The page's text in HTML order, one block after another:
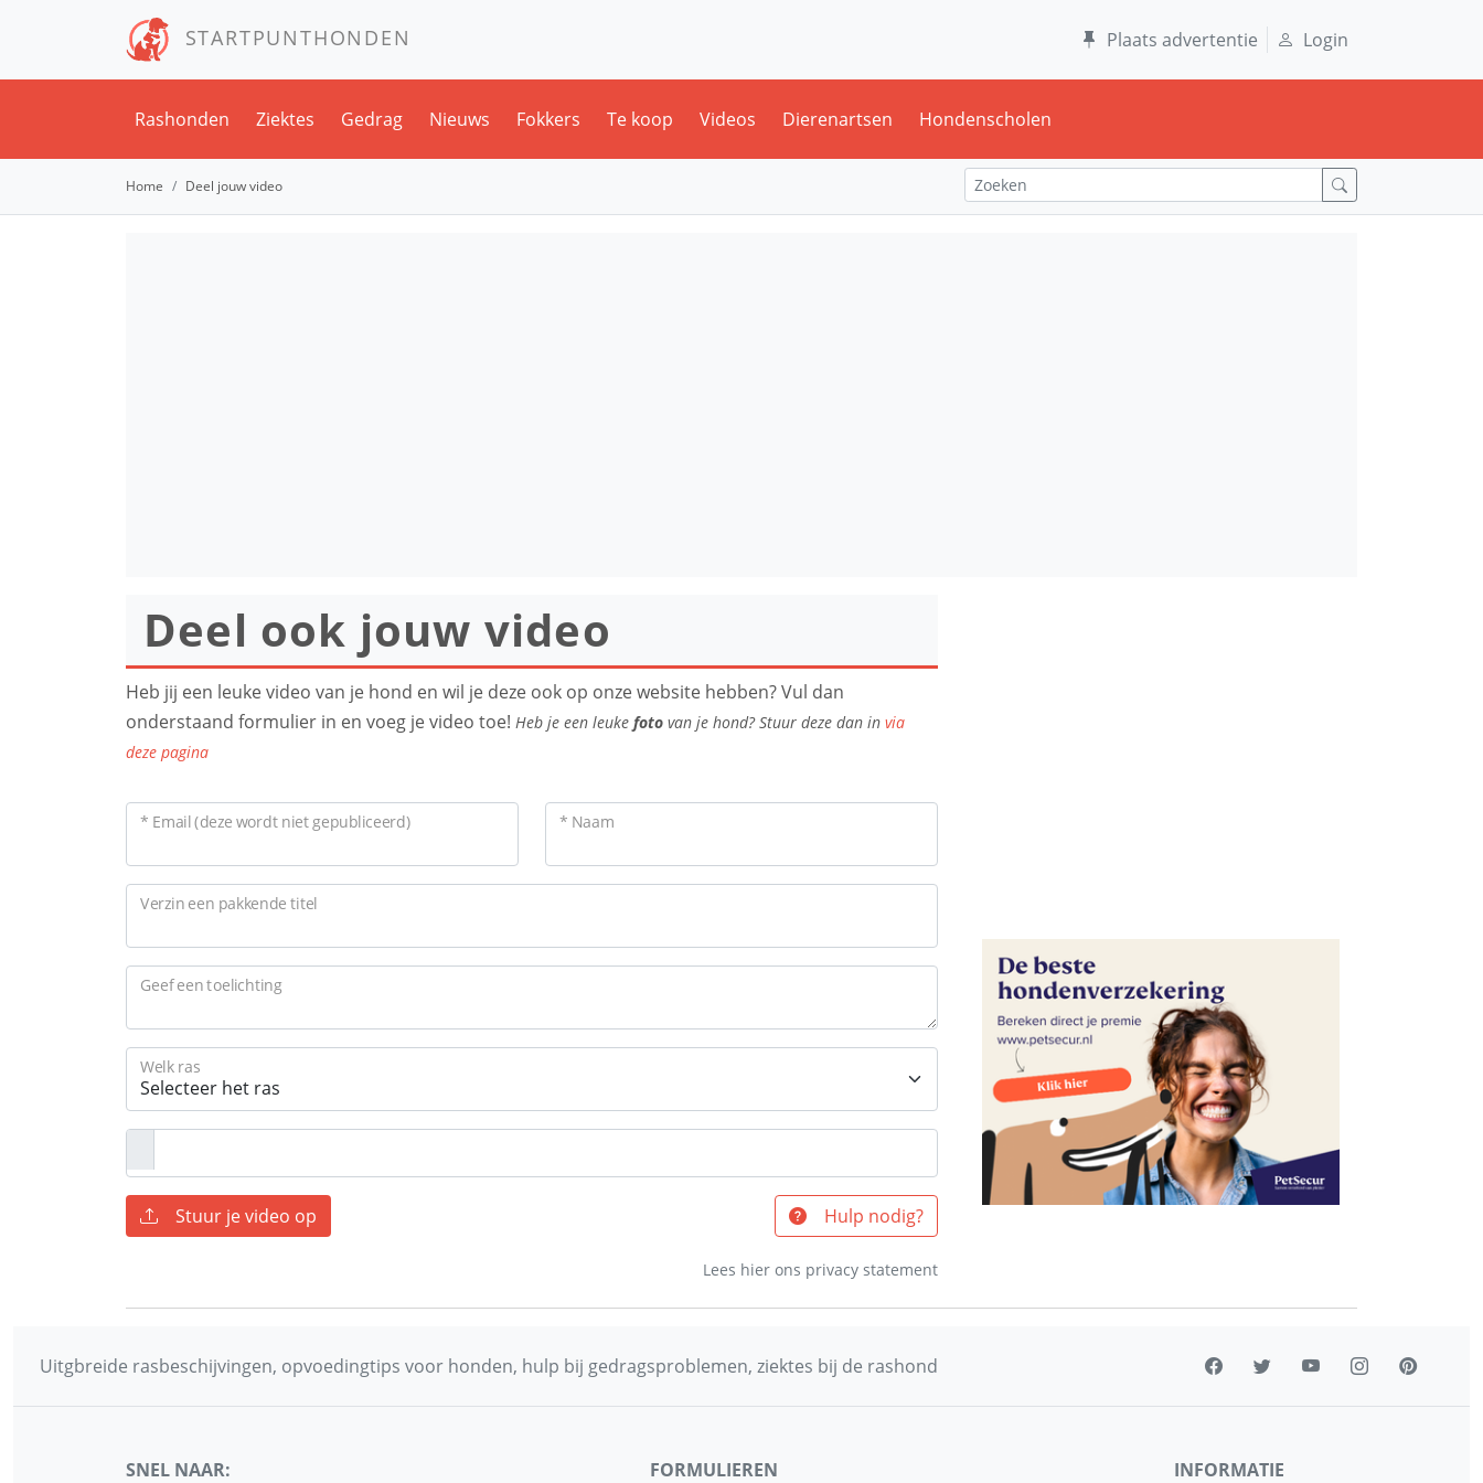
STARTPUNTHONDEN Plaats advertentie Login
Rashonden Ziektes Gedrag Nieuws Fokkers Te koop Videos Dierenartsen Hondenscholen
Home Deel jouw video
Deel ook jouw video
Heb jij een leuke video van je hond en wil je deze ook op onze website hebben? Vul dan
onderstaand formulier in en voeg je video toe! Heb je een leuke foto van je hond? Stuur deze dan in via
deze pagina
* Email (deze wordt niet gepubliceerd) * Naam
Verzin een pakkende titel
Geef een toelichting
Welk ras
Stuur je video op Hulp nodig?
Lees hier ons privacy statement
Uitgbreide rasbeschijvingen, opvoedingtips voor honden, hulp bij gedragsproblemen, ziektes bij de rashond
SNEL NAAR: FORMULIEREN INFORMATIE